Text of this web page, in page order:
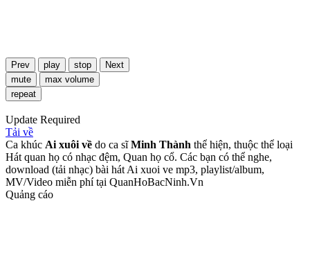
Prev play stop
Next
mute
max volume
repeat
Update Required
Tải về
Ca khúc Ai xuôi về do ca sĩMinh Thành thể hiện, thuộc thể loại
Hát quan họ có nhạc đệm, Quan họ cổ. Các bạn có thể nghe,
download (tải nhạc) bài hát Ai xuoi ve mp3, playlist/album,
MV/Video miễn phí tại QuanHoBacNinh.Vn
Quảng cáo